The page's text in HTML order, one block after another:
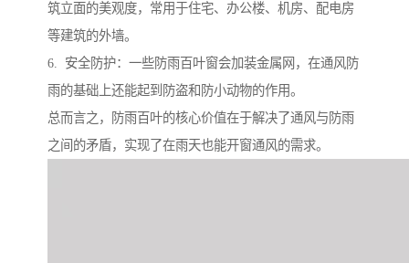
筑立面的美观度，常用于住宅、办公楼、机房、配电房
等建筑的外墙。
6. 安全防护：一些防雨百叶窗会加装金属网，在通风防
雨的基础上还能起到防盗和防小动物的作用。
总而言之，防雨百叶的核心价值在于解决了通风与防雨
之间的矛盾，实现了在雨天也能开窗通风的需求。